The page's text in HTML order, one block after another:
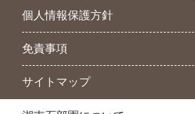
個人情報保護方針
免責事項
サイトマップ